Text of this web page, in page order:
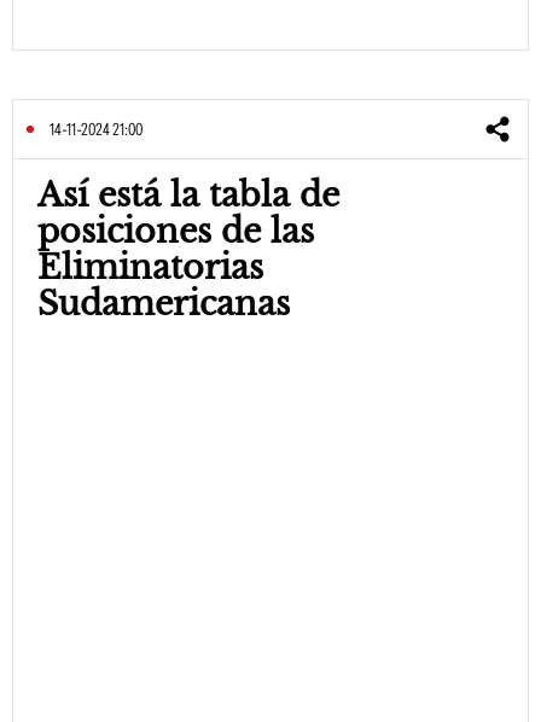
14-11-2024 21:00
Así está la tabla de
posiciones de las
Eliminatorias
Sudamericanas